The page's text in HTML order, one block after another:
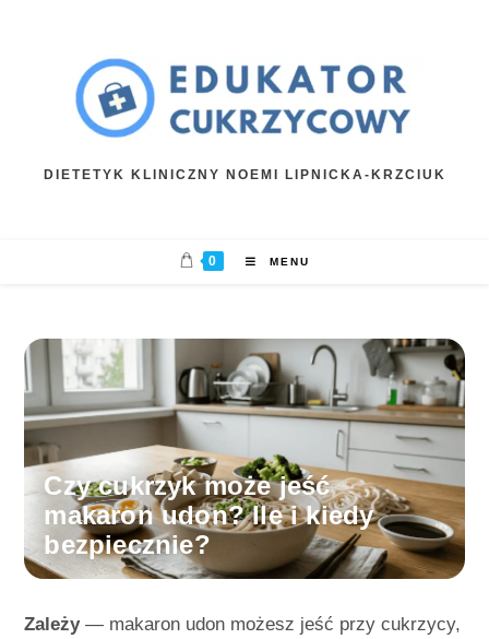
DIETETYK KLINICZNY NOEMI LIPNICKA-KRZCIUK
0 MENU
Czy cukrzyk może jeść
makaron udon? Ile i kiedy
bezpiecznie?
Zależy— makaron udon możesz jeść przy cukrzycy,